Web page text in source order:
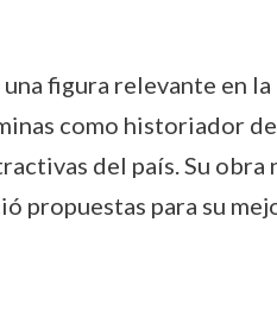
figura relevante en
como historiador
del país. Su obra
propuestas para su